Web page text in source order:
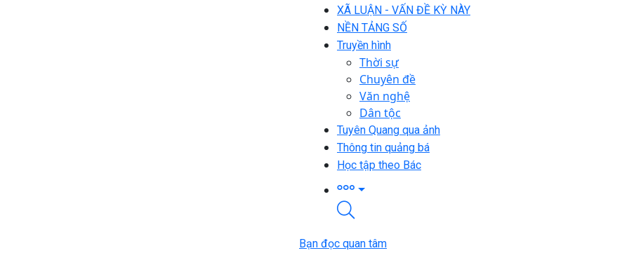
XÃ LUẬN - VẤN ĐỀ KỲ NÀY
NỀN TẢNG SỐ
Truyền hình
Thời sự
Chuyên đề
Văn nghệ
Dân tộc
Tuyên Quang qua ảnh
Thông tin quảng bá
Học tập theo Bác
Bạn đọc quan tâm